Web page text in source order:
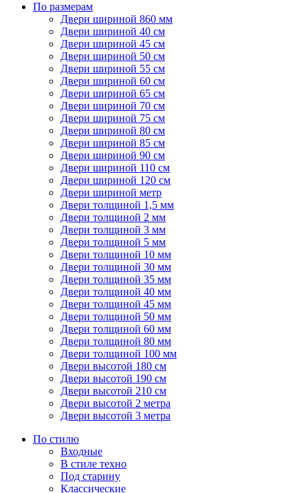
По размерам
Двери шириной 860 мм
Двери шириной 40 см
Двери шириной 45 см
Двери шириной 50 см
Двери шириной 55 см
Двери шириной 60 см
Двери шириной 65 см
Двери шириной 70 см
Двери шириной 75 см
Двери шириной 80 см
Двери шириной 85 см
Двери шириной 90 см
Двери шириной 110 см
Двери шириной 120 см
Двери шириной метр
Двери толщиной 1,5 мм
Двери толщиной 2 мм
Двери толщиной 3 мм
Двери толщиной 5 мм
Двери толщиной 10 мм
Двери толщиной 30 мм
Двери толщиной 35 мм
Двери толщиной 40 мм
Двери толщиной 45 мм
Двери толщиной 50 мм
Двери толщиной 60 мм
Двери толщиной 80 мм
Двери толщиной 100 мм
Двери высотой 180 см
Двери высотой 190 см
Двери высотой 210 см
Двери высотой 2 метра
Двери высотой 3 метра
По стилю
Входные
В стиле техно
Под старину
Классические